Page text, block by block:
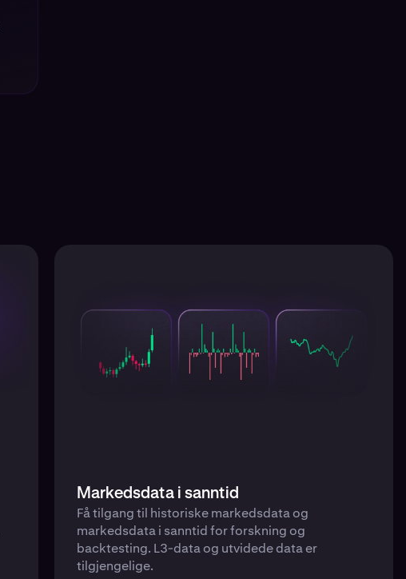
Markedsdata i sanntid
Få tilgang til historiske markedsdata og
markedsdata i sanntid for forskning og
backtesting. L3-data og utvidede data er
tilgjengelige.